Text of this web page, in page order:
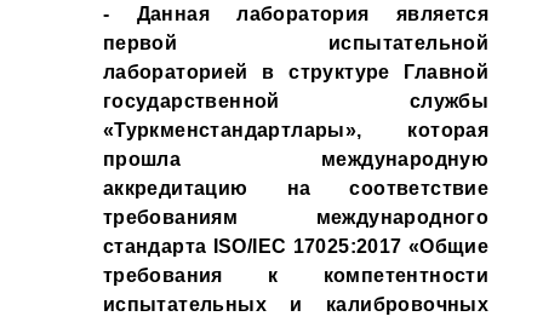
- Данная лаборатория является
первой испытательной
лабораторией в структуре Главной
государственной службы
«Туркменстандартлары», которая
прошла международную
аккредитацию на соответствие
требованиям международного
стандарта ISO/IEC 17025:2017 «Общие
требования к компетентности
испытательных и калибровочных